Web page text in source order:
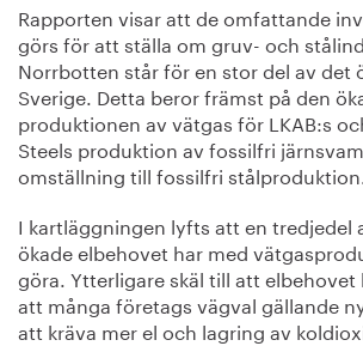
Rapporten visar att de omfattande
görs för att ställa om gruv- och
Norrbotten står för en stor del av det
Sverige. Detta beror främst på den
produktionen av vätgas för LKAB:s
Steels produktion av fossilfri
omställning till fossilfri
I kartläggningen lyfts att en tredjedel
ökade elbehovet har med
göra. Ytterligare skäl till att elbehovet
att många företags vägval gällande
att kräva mer el och lagring av